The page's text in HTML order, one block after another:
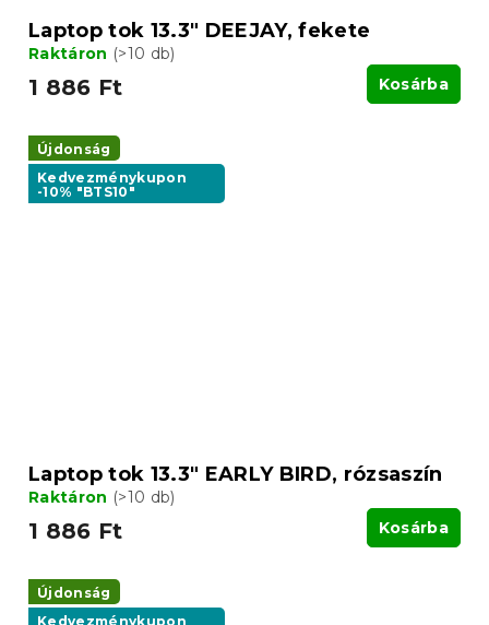
Laptop tok 13.3" DEEJAY, fekete
Raktáron (>10 db)
1 886 Ft Kosárba
Újdonság
Kedvezménykupon
-10% "BTS10"
Laptop tok 13.3" EARLY BIRD, rózsaszín
Raktáron (>10 db)
1 886 Ft Kosárba
Újdonság
Kedvezménykupon